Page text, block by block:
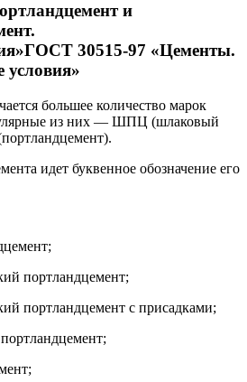
и
30515-97 «Цементы.
условия»
большее количество марок
из них — ШПЦ (шлаковый
идет буквенное обозначение его
портландцемент;
портландцемент с присадками;